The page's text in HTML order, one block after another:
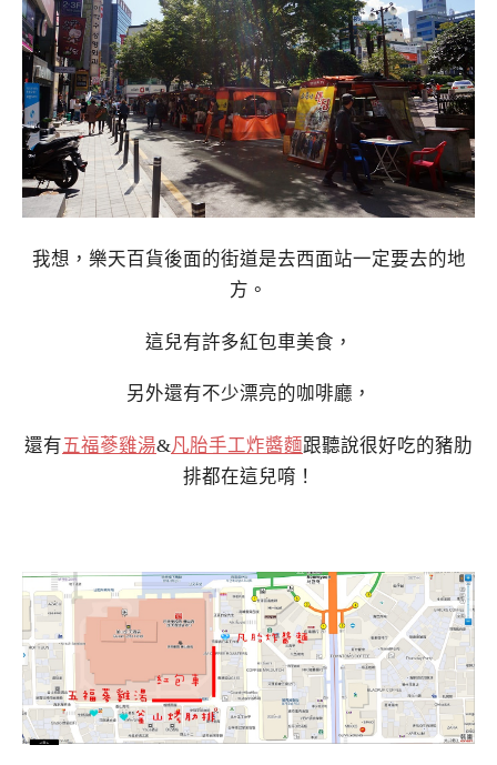
我想，樂天百貨後面的街道是去西面站一定要去的地
方。
這兒有許多紅包車美食，
另外還有不少漂亮的咖啡廳，
還有五福蔘雞湯&凡胎手工炸醬麵跟聽說很好吃的豬肋
排都在這兒唷！